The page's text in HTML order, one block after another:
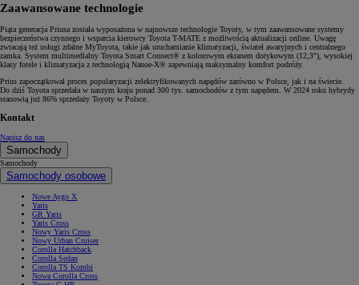
Zaawansowane technologie
Piąta generacja Priusa została wyposażona w najnowsze technologie Toyoty, w tym zaawansowane systemy
bezpieczeństwa czynnego i wsparcia kierowcy Toyota T-MATE z możliwością aktualizacji online. Uwagę
zwracają też usługi zdalne MyToyota, takie jak uruchamianie klimatyzacji, świateł awaryjnych i centralnego
zamka. System multimedialny Toyota Smart Connect® z kolorowym ekranem dotykowym (12,3"), wysokiej
klasy fotele i klimatyzacja z technologią Nanoe-X® zapewniają maksymalny komfort podróży.
Prius zapoczątkował proces popularyzacji zelektryfikowanych napędów zarówno w Polsce, jak i na świecie.
Do dziś Toyota sprzedała w naszym kraju ponad 300 tys. samochodów z tym napędem. W 2024 roku hybrydy
stanowią już 86% sprzedaży Toyoty w Polsce.
Kontakt
Napisz do nas
Samochody
Samochody
Samochody osobowe
Nowe Aygo X
Yaris
GR Yaris
Yaris Cross
Nowy Yaris Cross
Nowy Urban Cruiser
Corolla Hatchback
Corolla Sedan
Corolla TS Kombi
Nowa Corolla Cross